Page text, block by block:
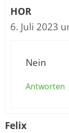
HOR
6. Juli 2023
Nein
Antworten
Felix